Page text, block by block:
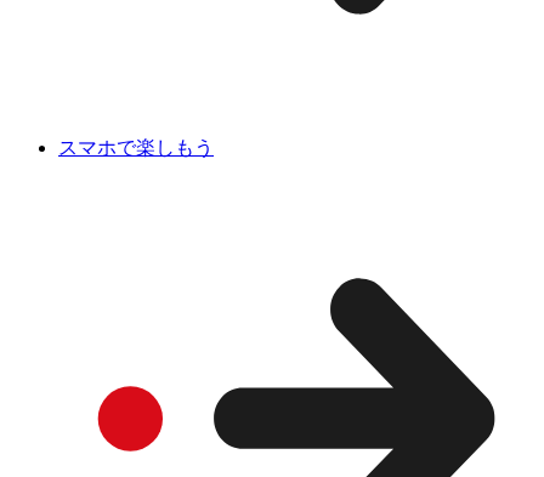
スマホで楽しもう